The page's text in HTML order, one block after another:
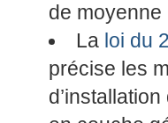
de moyenne
La loi du
précise les